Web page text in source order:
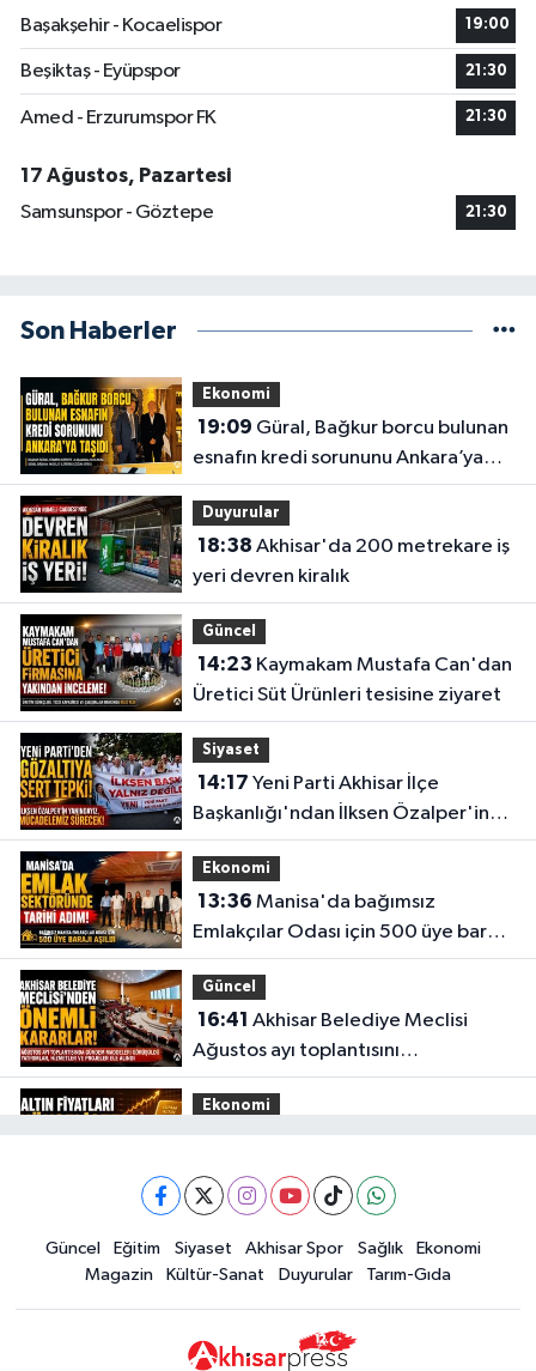
Başakşehir - Kocaelispor
19:00
Beşiktaş - Eyüpspor 21:30
Amed - Erzurumspor FK 21:30
17 Ağustos, Pazartesi
Samsunspor - Göztepe
21:30
Son Haberler
Ekonomi
19:09
esnafın kredi sorununu Ankara’ya
taşıdı
Duyurular
18:38
yeri devren kiralık
Güncel
14:23
Üretici Süt Ürünleri tesisine ziyaret
Siyaset
14:17
Başkanlığı'ndan İlksen Özalper'in
gözaltına alınmasına tepki
Ekonomi
13:36
Emlakçılar Odası için 500 üye barajı
aşıldı
Güncel
16:41
Ağustos ayı toplantısını
gerçekleştirdi
Ekonomi
15:02Akhisar'da sıcak hava etkisini
sürdürüyor! İşte 5 günlük hava
Güncel
Güncel Eğitim Siyaset Akhisar Spor Sağlık
Ekonomi
Magazin
Kültür-Sanat Duyurular Tarım-Gıda